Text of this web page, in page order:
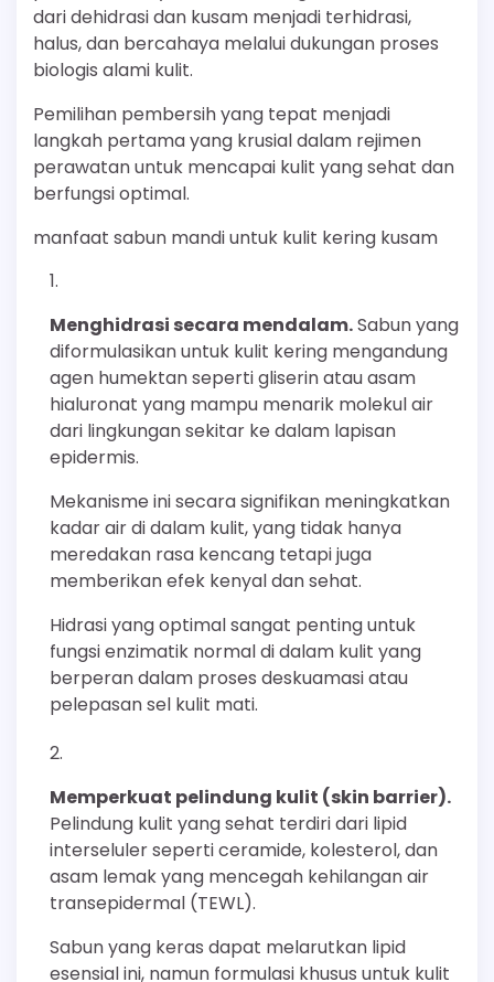
dari dehidrasi dan kusam menjadi terhidrasi,
halus, dan bercahaya melalui dukungan proses
biologis alami kulit.
Pemilihan pembersih yang tepat menjadi
langkah pertama yang krusial dalam rejimen
perawatan untuk mencapai kulit yang sehat dan
berfungsi optimal.
manfaat sabun mandi untuk kulit kering kusam
Menghidrasi secara mendalam.Sabun yang
diformulasikan untuk kulit kering mengandung
agen humektan seperti gliserin atau asam
hialuronat yang mampu menarik molekul air
dari lingkungan sekitar ke dalam lapisan
epidermis.
Mekanisme ini secara signifikan meningkatkan
kadar air di dalam kulit, yang tidak hanya
meredakan rasa kencang tetapi juga
memberikan efek kenyal dan sehat.
Hidrasi yang optimal sangat penting untuk
fungsi enzimatik normal di dalam kulit yang
berperan dalam proses deskuamasi atau
pelepasan sel kulit mati.
Memperkuat pelindung kulit (skin barrier).
Pelindung kulit yang sehat terdiri dari lipid
interseluler seperti ceramide, kolesterol, dan
asam lemak yang mencegah kehilangan air
transepidermal (TEWL).
Sabun yang keras dapat melarutkan lipid
esensial ini, namun formulasi khusus untuk kulit